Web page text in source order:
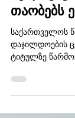
წურწუმია
თაობებს
საქართველოს
დაჯილდოების